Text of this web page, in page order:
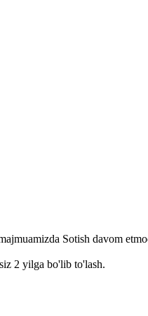
Sotish davom
2 yilga bo'lib to'lash.